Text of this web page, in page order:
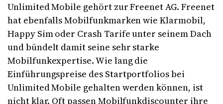
Unlimited Mobile gehört zur Freenet AG. Freenet
hat ebenfalls Mobilfunkmarken wie Klarmobil,
Happy Sim oder Crash Tarife unter seinem Dach
und bündelt damit seine sehr starke
Mobilfunkexpertise. Wie lang die
Einführungspreise des Startportfolios bei
Unlimited Mobile gehalten werden können, ist
nicht klar. Oft passen Mobilfunkdiscounter ihre